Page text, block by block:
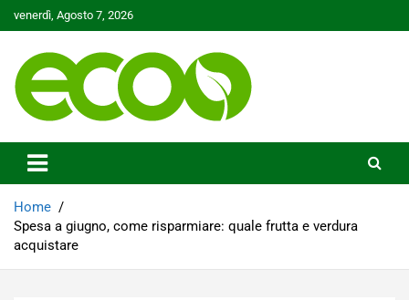
to
venerdì, Agosto 7, 2026
Ecoo.it
Home
Spesa a giugno, come risparmiare: quale frutta e verdura
acquistare